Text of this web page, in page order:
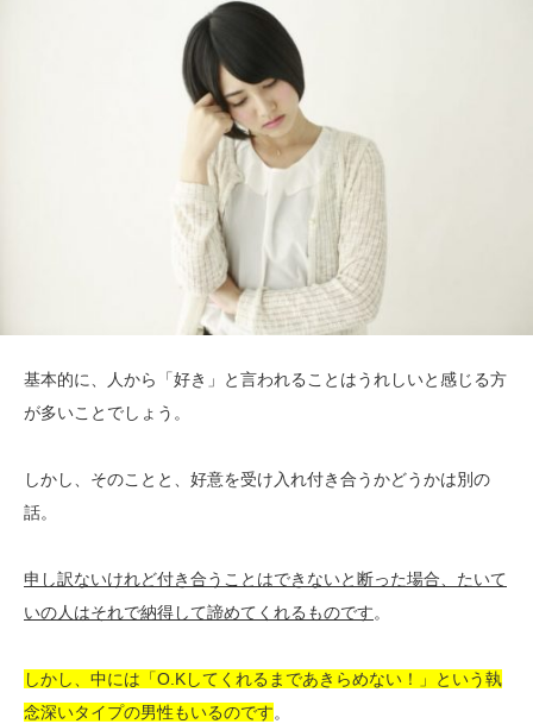
基本的に、人から「好き」と言われることはうれしいと感じる方
が多いことでしょう。
しかし、そのことと、好意を受け入れ付き合うかどうかは別の
話。
申し訳ないけれど付き合うことはできないと断った場合、たいて
いの人はそれで納得して諦めてくれるものです。
しかし、中には「O.Kしてくれるまであきらめない！」という執
念深いタイプの男性もいるのです。